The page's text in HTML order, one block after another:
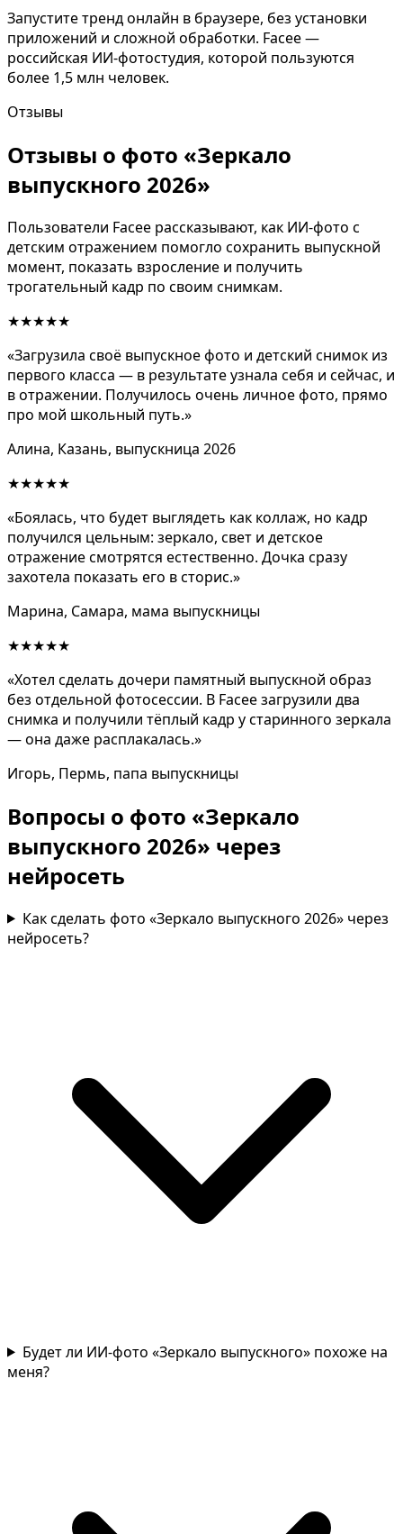
Запустите тренд онлайн в браузере, без установки
приложений и сложной обработки. Facee —
российская ИИ-фотостудия, которой пользуются
более 1,5 млн человек.
Отзывы
Отзывы о фото «Зеркало
выпускного 2026»
Пользователи Facee рассказывают, как ИИ-фото с
детским отражением помогло сохранить выпускной
момент, показать взросление и получить
трогательный кадр по своим снимкам.
★★★★★
«Загрузила своё выпускное фото и детский снимок из
первого класса — в результате узнала себя и сейчас, и
в отражении. Получилось очень личное фото, прямо
про мой школьный путь.»
Алина, Казань, выпускница 2026
★★★★★
«Боялась, что будет выглядеть как коллаж, но кадр
получился цельным: зеркало, свет и детское
отражение смотрятся естественно. Дочка сразу
захотела показать его в сторис.»
Марина, Самара, мама выпускницы
★★★★★
«Хотел сделать дочери памятный выпускной образ
без отдельной фотосессии. В Facee загрузили два
снимка и получили тёплый кадр у старинного зеркала
— она даже расплакалась.»
Игорь, Пермь, папа выпускницы
Вопросы о фото «Зеркало
выпускного 2026» через
нейросеть
Как сделать фото «Зеркало выпускного 2026» через
нейросеть?
Будет ли ИИ-фото «Зеркало выпускного» похоже на
меня?